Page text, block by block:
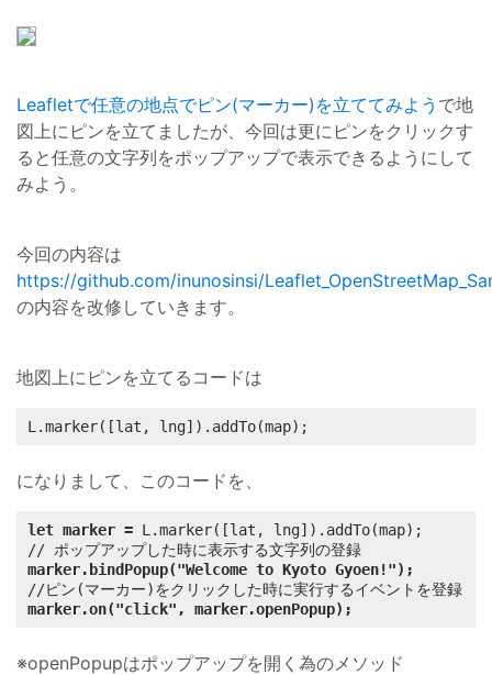
Leafletで任意の地点でピン(マーカー)を立ててみよう で地
図上にピンを立てましたが、今回は更にピンをクリックす
ると任意の文字列をポップアップで表示できるようにして
みよう。
今回の内容は
https://github.com/inunosinsi/
の内容を改修していきます。
地図上にピンを立てるコードは
L.marker([lat, lng]).addTo(map);
になりまして、このコードを、
let marker = L.marker([lat, lng]).addTo(map);
marker.bindPopup("Welcome to Kyoto Gyoen!");
marker.on("click", marker.openPopup);
※openPopupはポップアップを開く為のメソッド